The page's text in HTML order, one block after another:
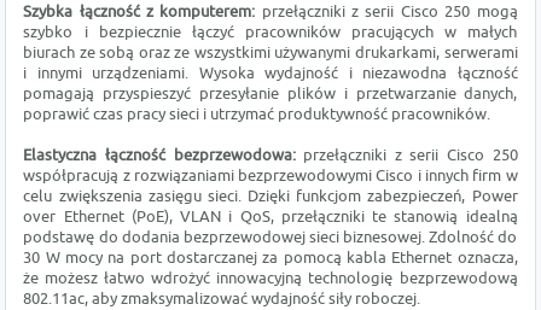
Szybka łączność z komputerem: przełączniki z serii Cisco 250 mogą
szybko i bezpiecznie łączyć pracowników pracujących w małych
biurach ze sobą oraz ze wszystkimi używanymi drukarkami, serwerami
i innymi urządzeniami. Wysoka wydajność i niezawodna łączność
pomagają przyspieszyć przesyłanie plików i przetwarzanie danych,
poprawić czas pracy sieci i utrzymać produktywność pracowników.
Elastyczna łączność bezprzewodowa:przełączniki z serii Cisco 250
współpracują z rozwiązaniami bezprzewodowymi Cisco i innych firm w
celu zwiększenia zasięgu sieci. Dzięki funkcjom zabezpieczeń, Power
over Ethernet (PoE), VLAN i QoS, przełączniki te stanowią idealną
podstawę do dodania bezprzewodowej sieci biznesowej. Zdolność do
30 W mocy na port dostarczanej za pomocą kabla Ethernet oznacza,
że ​​możesz łatwo wdrożyć innowacyjną technologię bezprzewodową
802.11ac, aby zmaksymalizować wydajność siły roboczej.